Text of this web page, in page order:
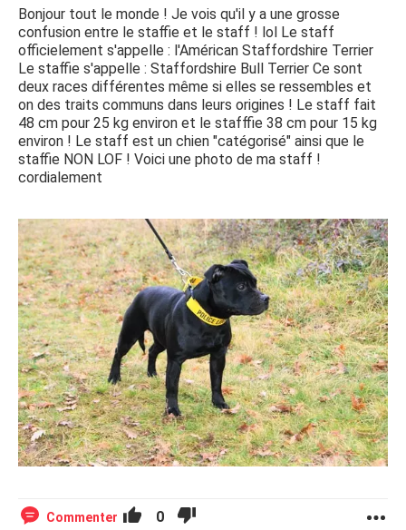
Bonjour tout le monde ! Je vois qu'il y a une grosse
confusion entre le staffie et le staff ! lol Le staff
officielement s'appelle : l'Américan Staffordshire Terrier
Le staffie s'appelle : Staffordshire Bull Terrier Ce sont
deux races différentes même si elles se ressembles et
on des traits communs dans leurs origines ! Le staff fait
48 cm pour 25 kg environ et le stafffie 38 cm pour 15 kg
environ ! Le staff est un chien "catégorisé" ainsi que le
staffie NON LOF ! Voici une photo de ma staff !
cordialement
Commenter 0